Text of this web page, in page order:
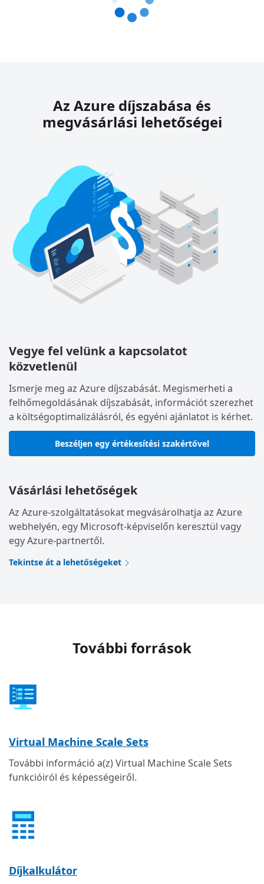
Az Azure díjszabása és
megvásárlási lehetőségei
Vegye fel velünk a kapcsolatot
közvetlenül
Ismerje meg az Azure díjszabását. Megismerheti a
felhőmegoldásának díjszabását, információt szerezhet
a költségoptimalizálásról, és egyéni ajánlatot is kérhet.
Beszéljen egy értékesítési szakértővel
Vásárlási lehetőségek
Az Azure-szolgáltatásokat megvásárolhatja az Azure
webhelyén, egy Microsoft-képviselőn keresztül vagy
egy Azure-partnertől.
Tekintse át a lehetőségeket
További források
Virtual Machine Scale Sets
További információ a(z) Virtual Machine Scale Sets
funkcióiról és képességeiről.
Díjkalkulátor